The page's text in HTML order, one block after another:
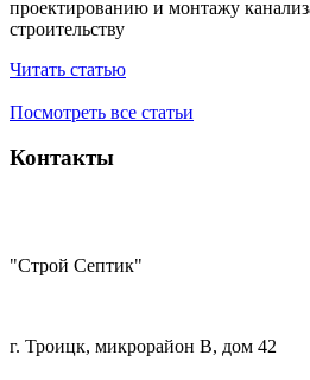
проектированию и монтажу
строительству
Читать статью
Посмотреть все статьи
Контакты
"Строй Септик"
г. Троицк, микрорайон В, дом 42